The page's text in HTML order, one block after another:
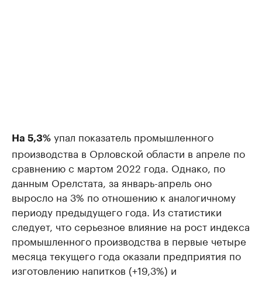
На 5,3% упал показатель промышленного
производства в Орловской области в апреле по
сравнению с мартом 2022 года. Однако, по
данным Орелстата, за январь-апрель оно
выросло на 3% по отношению к аналогичному
периоду предыдущего года. Из статистики
следует, что серьезное влияние на рост индекса
промышленного производства в первые четыре
месяца текущего года оказали предприятия по
изготовлению напитков (+19,3%) и